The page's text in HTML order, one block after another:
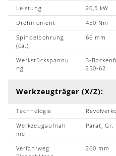
Leistung
20,5 kW
Drehmoment
450 Nm
Spindelbohrung
(ca.)
66 mm
Werkstückspannu
ng
3-
250-62
Werkzeugträger (X/Z):
Technologie
Werkzeugaufnah
me
Parat, Gr.
Verfahrweg
260 mm